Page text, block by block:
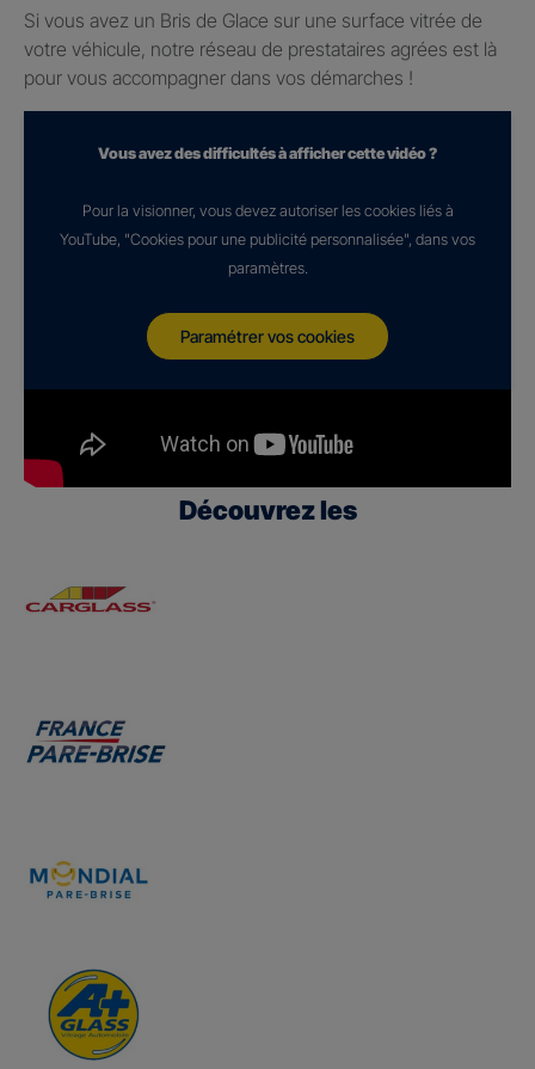
Si vous avez un Bris de Glace sur une surface vitrée de
votre véhicule, notre réseau de prestataires agrées est là
pour vous accompagner dans vos démarches !
Vous avez des difficultés à afficher cette vidéo ?
Pour la visionner, vous devez autoriser les cookies liés à
YouTube, "Cookies pour une publicité personnalisée", dans vos
paramètres.
Paramétrer vos cookies
Découvrez les